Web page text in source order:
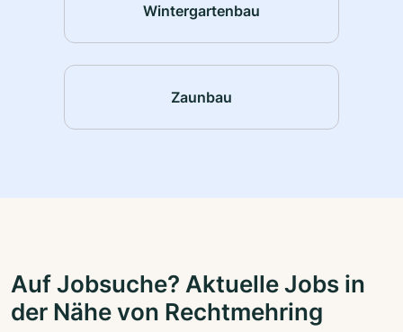
Wintergartenbau
Zaunbau
Auf Jobsuche? Aktuelle Jobs in
der Nähe von Rechtmehring